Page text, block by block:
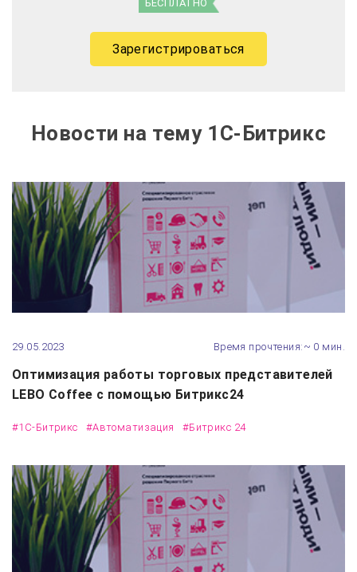
БЕСПЛАТНО
Зарегистрироваться
Новости на тему 1С-Битрикс
29.05.2023 Время прочтения:~ 0 мин.
Оптимизация работы торговых представителей
LEBO Coffee с помощью Битрикс24
#1С-Битрикс #Автоматизация #Битрикс 24